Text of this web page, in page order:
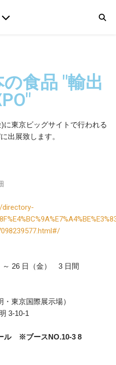
食品 "輸出
に東京ビッグサイトで行われる
出展致します。
～ 26 日（金） 3 日間
・東京国際展示場）
3-10-1
ル ※ブースNO.10-3 8